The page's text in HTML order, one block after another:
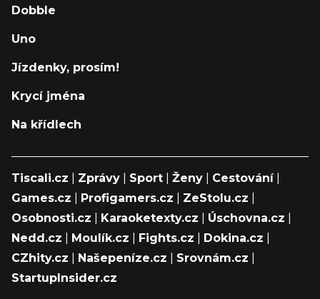
Dobble
Uno
Jízdenky, prosím!
Krycí jména
Na křídlech
Tiscali.cz Zprávy Sport Ženy Cestování|
Games.cz
Profigamers.cz ZeStolu.cz
Osobnosti.cz
Karaoketexty.cz Úschovna.cz
Nedd.cz
Moulík.cz Fights.cz Dokina.cz
CZhity.cz
Našepeníze.cz Srovnám.cz
StartupInsider.cz